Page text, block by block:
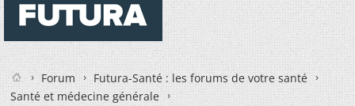
Forum
Futura-Santé : les forums de votre santé
Santé et médecine générale